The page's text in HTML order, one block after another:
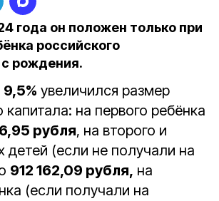
года он положен только при
российского
рождения.
9,5% увеличился размер
капитала: на первого ребёнка
рубля, на второго и
(если не получали на
912 162,09 рубля, на
(если получали на